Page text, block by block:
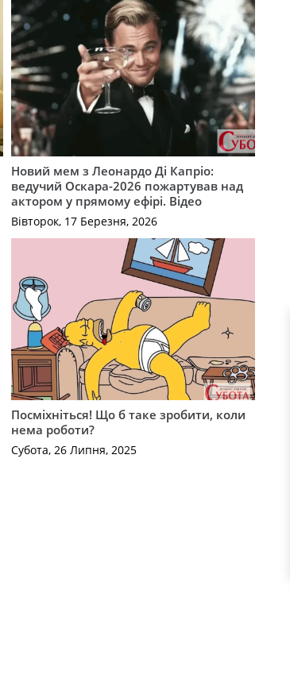
Новий мем з Леонардо Ді Капріо:
ведучий Оскара-2026 пожартував над
актором у прямому ефірі. Відео
Вівторок, 17 Березня, 2026
Посміхніться! Що б таке зробити, коли
нема роботи?
Субота, 26 Липня, 2025